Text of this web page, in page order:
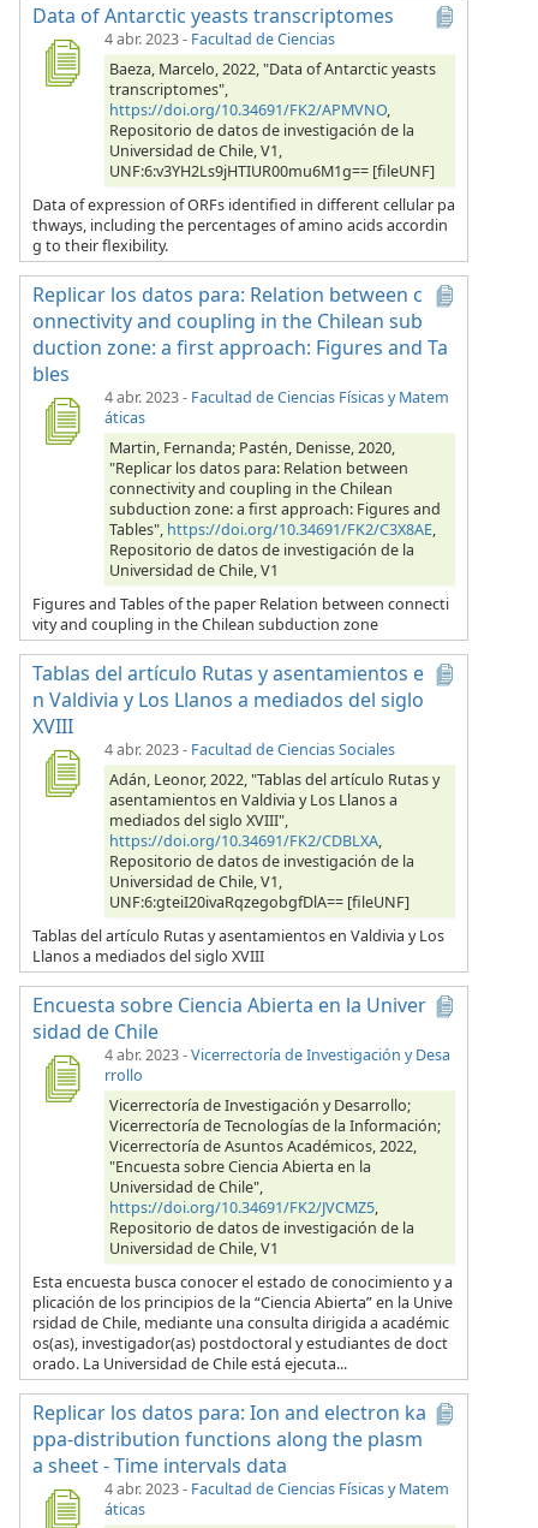
Data of Antarctic yeasts transcriptomes
4 abr. 2023- Facultad de Ciencias
Baeza, Marcelo, 2022, "Data of Antarctic yeasts
transcriptomes",
https://doi.org/10.34691/FK2/APMVNO,
Repositorio de datos de investigación de la
Universidad de Chile, V1,
UNF:6:v3YH2Ls9jHTIUR00mu6M1g== [fileUNF]
Data of expression of ORFs identified in different cellular pa
thways, including the percentages of amino acids accordin
g to their flexibility.
Replicar los datos para: Relation between c
onnectivity and coupling in the Chilean sub
duction zone: a first approach: Figures and Ta
bles
4 abr. 2023- Facultad de Ciencias Físicas y Matem
áticas
Martin, Fernanda; Pastén, Denisse, 2020,
"Replicar los datos para: Relation between
connectivity and coupling in the Chilean
subduction zone: a first approach: Figures and
Tables", https://doi.org/10.34691/FK2/C3X8AE,
Repositorio de datos de investigación de la
Universidad de Chile, V1
Figures and Tables of the paper Relation between connecti
vity and coupling in the Chilean subduction zone
Tablas del artículo Rutas y asentamientos e
n Valdivia y Los Llanos a mediados del siglo
XVIII
4 abr. 2023- Facultad de Ciencias Sociales
Adán, Leonor, 2022, "Tablas del artículo Rutas y
asentamientos en Valdivia y Los Llanos a
mediados del siglo XVIII",
https://doi.org/10.34691/FK2/CDBLXA,
Repositorio de datos de investigación de la
Universidad de Chile, V1,
UNF:6:gteiI20ivaRqzegobgfDlA== [fileUNF]
Tablas del artículo Rutas y asentamientos en Valdivia y Los
Llanos a mediados del siglo XVIII
Encuesta sobre Ciencia Abierta en la Univer
sidad de Chile
4 abr. 2023-Vicerrectoría de Investigación y Desa
rrollo
Vicerrectoría de Investigación y Desarrollo;
Vicerrectoría de Tecnologías de la Información;
Vicerrectoría de Asuntos Académicos, 2022,
"Encuesta sobre Ciencia Abierta en la
Universidad de Chile",
https://doi.org/10.34691/FK2/JVCMZ5,
Repositorio de datos de investigación de la
Universidad de Chile, V1
Esta encuesta busca conocer el estado de conocimiento y a
plicación de los principios de la “Ciencia Abierta” en la Unive
rsidad de Chile, mediante una consulta dirigida a académic
os(as), investigador(as) postdoctoral y estudiantes de doct
orado. La Universidad de Chile está ejecuta...
Replicar los datos para: Ion and electron ka
ppa-distribution functions along the plasm
a sheet - Time intervals data
4 abr. 2023- Facultad de Ciencias Físicas y Matem
áticas